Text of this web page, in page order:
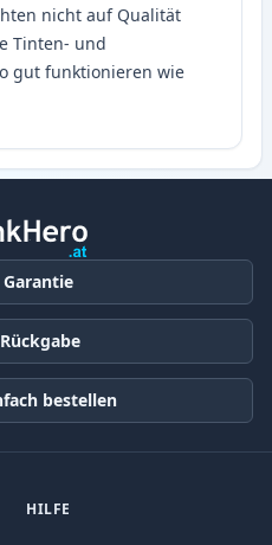
nicht auf Qualität
Tinten- und
gut funktionieren wie
Garantie
bestellen
HILFE